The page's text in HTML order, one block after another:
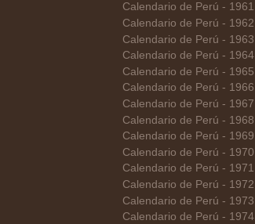
Calendario de Perú - 1961
Calendario de Perú - 1962
Calendario de Perú - 1963
Calendario de Perú - 1964
Calendario de Perú - 1965
Calendario de Perú - 1966
Calendario de Perú - 1967
Calendario de Perú - 1968
Calendario de Perú - 1969
Calendario de Perú - 1970
Calendario de Perú - 1971
Calendario de Perú - 1972
Calendario de Perú - 1973
Calendario de Perú - 1974